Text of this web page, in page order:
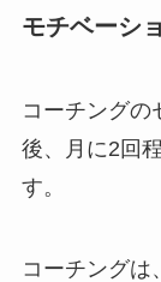
モチベーシ
コーチングの
後、月に2回
す。
コーチングは